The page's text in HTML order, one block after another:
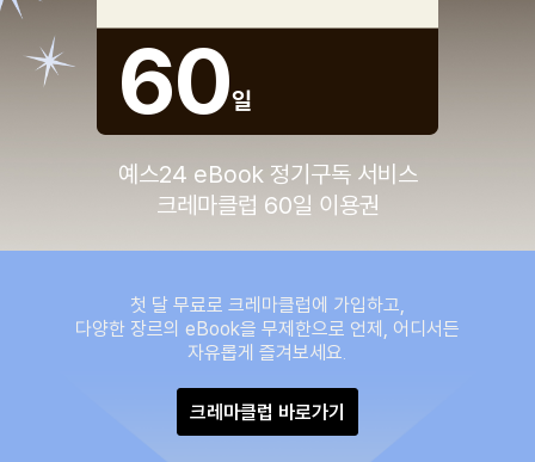
60일
예스24 eBook 정기구독 서비스
크레마클럽 60일 이용권
첫 달 무료로 크레마클럽에 가입하고,
다양한 장르의 eBook을 무제한으로 언제, 어디서든
자유롭게 즐겨보세요.
크레마클럽 바로가기